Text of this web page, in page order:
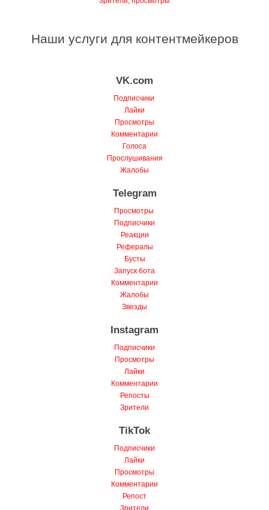
Наши услуги для контентмейкеров
Подписчики
Просмотры
Комментарии
Прослушивания
Telegram
Просмотры
Подписчики
Реакции
Рефералы
Бусты
Запуск бота
Комментарии
Жалобы
Instagram
Подписчики
Просмотры
Комментарии
Репосты
Подписчики
Просмотры
Комментарии
Репост